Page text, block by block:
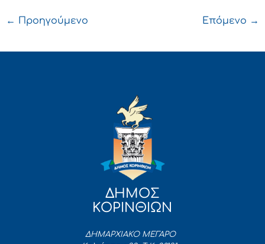
← Προηγούμενο Επόμενο →
ΔΗΜΟΣ
ΚΟΡΙΝΘΙΩΝ
ΔΗΜΑΡΧΙΑΚΟ ΜΕΓΑΡΟ